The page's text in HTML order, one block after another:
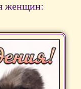
женщин: